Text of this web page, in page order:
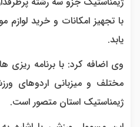
با تجهیز امکانات و خرید لوازم
یابد.
وی اضافه کرد: با برنامه ریزی
مختلف و میزبانی اردوهای
ژیمناستیک استان متصور است.